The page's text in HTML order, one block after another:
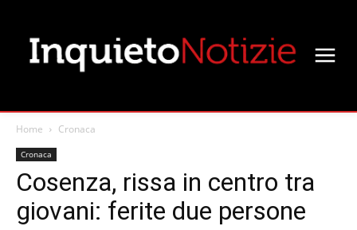
Home Cronaca
Cronaca
Cosenza, rissa in centro tra
giovani: ferite due persone